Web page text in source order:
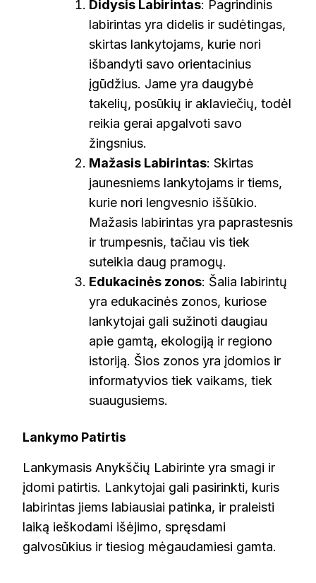
Didysis Labirintas: Pagrindinis
labirintas yra didelis ir sudėtingas,
skirtas lankytojams, kurie nori
išbandyti savo orientacinius
įgūdžius. Jame yra daugybė
takelių, posūkių ir aklaviečių, todėl
reikia gerai apgalvoti savo
žingsnius.
Mažasis Labirintas: Skirtas
jaunesniems lankytojams ir tiems,
kurie nori lengvesnio iššūkio.
Mažasis labirintas yra paprastesnis
ir trumpesnis, tačiau vis tiek
suteikia daug pramogų.
Edukacinės zonos: Šalia labirintų
yra edukacinės zonos, kuriose
lankytojai gali sužinoti daugiau
apie gamtą, ekologiją ir regiono
istoriją. Šios zonos yra įdomios ir
informatyvios tiek vaikams, tiek
suaugusiems.
Lankymo Patirtis
Lankymasis Anykščių Labirinte yra smagi ir
įdomi patirtis. Lankytojai gali pasirinkti, kuris
labirintas jiems labiausiai patinka, ir praleisti
laiką ieškodami išėjimo, spręsdami
galvosūkius ir tiesiog mėgaudamiesi gamta.